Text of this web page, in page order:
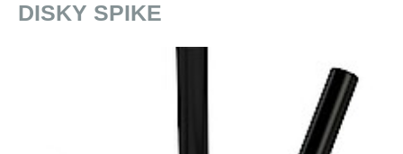
DISKY SPIKE